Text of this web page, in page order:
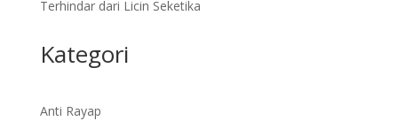
Terhindar dari Licin Seketika
Kategori
Anti Rayap